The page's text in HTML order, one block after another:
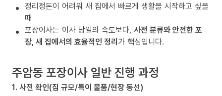
정리정돈이 어려워 새 집에서 빠르게 생활을 시작하고 싶을
때
포장이사는 이사 당일의 속도보다, 사전 분류와 안전한 포
장, 새 집에서의 효율적인 정리가 핵심입니다.
주암동 포장이사 일반 진행 과정
1. 사전 확인(짐 규모/특이 물품/현장 동선)